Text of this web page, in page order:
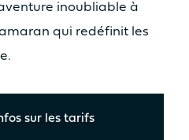
inoubliable à
qui redéfinit les
sur les tarifs